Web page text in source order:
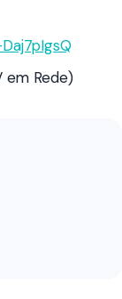
em Rede)